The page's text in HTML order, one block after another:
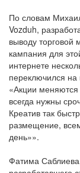
По словам
Vozduh,
выводу
кампания для
интернете
переключился
«Акции меняются
всегда нужны
Креатив так
размещение,
день»».
Фатима